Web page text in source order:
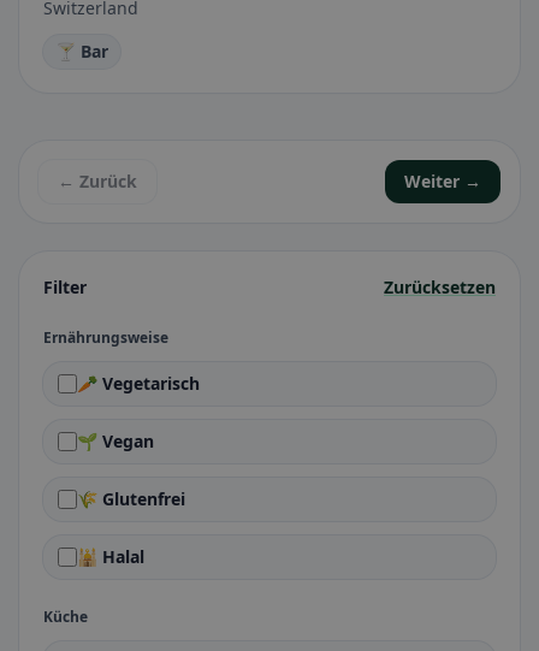
Filter Zurücksetzen
Ernährungsweise
🥕 Vegetarisch
🌱 Vegan
🌾 Glutenfrei
🕌 Halal
Küche
Switzerland
🍸 Bar
← Zurück Weiter →